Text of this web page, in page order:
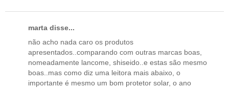
marta disse...
não acho nada caro os produtos
apresentados..comparando com outras marcas boas,
nomeadamente lancome, shiseido..e estas são mesmo
boas..mas como diz uma leitora mais abaixo, o
importante é mesmo um bom protetor solar, o ano